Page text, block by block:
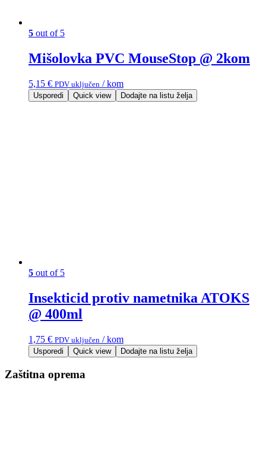
5 out of 5
Mišolovka PVC MouseStop @ 2kom
5,15 € PDV uključen / kom
Usporedi Quick view Dodajte na listu želja
5 out of 5
Insekticid protiv nametnika ATOKS
@ 400ml
1,75 € PDV uključen / kom
Usporedi Quick view Dodajte na listu želja
Zaštitna oprema